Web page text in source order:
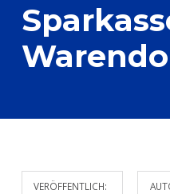
VERÖFFENTLICH: